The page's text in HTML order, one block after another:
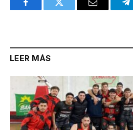
FacebookTwitter Email
LEER MÁS